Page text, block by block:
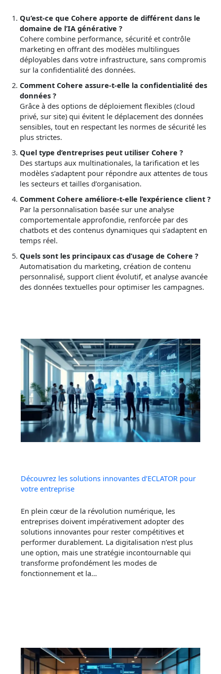
Qu’est-ce que Cohere apporte de différent dans le
domaine de l’IA générative ?
Cohere combine performance, sécurité et contrôle
marketing en offrant des modèles multilingues
déployables dans votre infrastructure, sans compromis
sur la confidentialité des données.
Comment Cohere assure-t-elle la confidentialité des
données ?
Grâce à des options de déploiement flexibles (cloud
privé, sur site) qui évitent le déplacement des données
sensibles, tout en respectant les normes de sécurité les
plus strictes.
Quel type d’entreprises peut utiliser Cohere ?
Des startups aux multinationales, la tarification et les
modèles s’adaptent pour répondre aux attentes de tous
les secteurs et tailles d’organisation.
Comment Cohere améliore-t-elle l’expérience client ?
Par la personnalisation basée sur une analyse
comportementale approfondie, renforcée par des
chatbots et des contenus dynamiques qui s’adaptent en
temps réel.
Quels sont les principaux cas d’usage de Cohere ?
Automatisation du marketing, création de contenu
personnalisé, support client évolutif, et analyse avancée
des données textuelles pour optimiser les campagnes.
Découvrez les solutions innovantes d’ECLATOR pour
votre entreprise
En plein cœur de la révolution numérique, les
entreprises doivent impérativement adopter des
solutions innovantes pour rester compétitives et
performer durablement. La digitalisation n’est plus
une option, mais une stratégie incontournable qui
transforme profondément les modes de
fonctionnement et la…